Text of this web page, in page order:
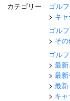
カテゴリー
ゴル
キ
ゴル
そ
ゴル
最
最
最
キ